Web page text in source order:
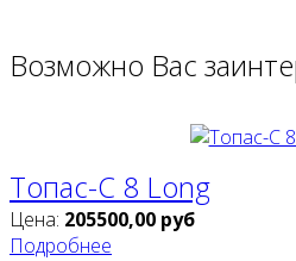
Возможно Вас
Топас-С 8 Long
Цена: 205500,00 руб
Подробнее